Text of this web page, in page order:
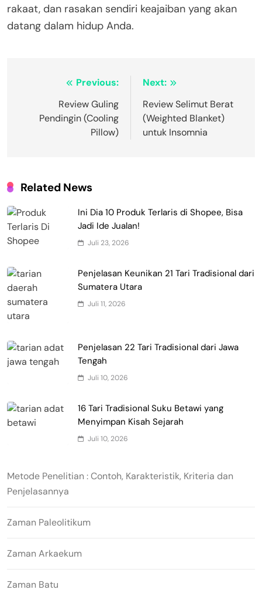
rakaat, dan rasakan sendiri keajaiban yang akan
datang dalam hidup Anda.
Navigasi Previous:
Review Guling
Pendingin (Cooling
Pillow)
Next:
Review Selimut Berat
(Weighted Blanket)
untuk Insomnia
Related News
Ini Dia 10 Produk Terlaris di Shopee, Bisa
Jadi Ide Jualan!
Juli 23, 2026
Penjelasan Keunikan 21 Tari Tradisional dari
Sumatera Utara
Juli 11, 2026
Penjelasan 22 Tari Tradisional dari Jawa
Tengah
Juli 10, 2026
16 Tari Tradisional Suku Betawi yang
Menyimpan Kisah Sejarah
Juli 10, 2026
Metode Penelitian : Contoh, Karakteristik, Kriteria dan
Penjelasannya
Zaman Paleolitikum
Zaman Arkaekum
Zaman Batu